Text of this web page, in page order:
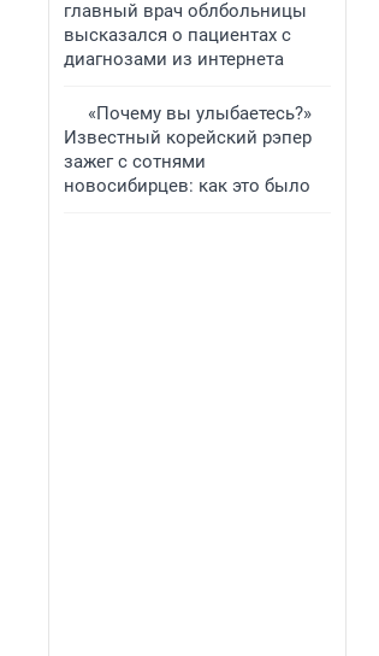
главный врач облбольницы
высказался о пациентах с
диагнозами из интернета
«Почему вы улыбаетесь?»
Известный корейский рэпер
зажег с сотнями
новосибирцев: как это было